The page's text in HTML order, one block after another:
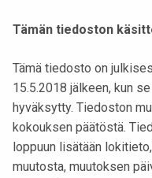
Tämän tiedoston
Tämä tiedosto on
15.5.2018 jälkeen, kun
hyväksytty. Tiedoston
kokouksen päätöstä.
loppuun lisätään
muutosta, muutoksen